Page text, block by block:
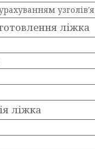
узголів'я
ліжка
ліжка